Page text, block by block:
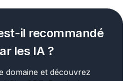
il recommandé
les IA ?
domaine et découvrez